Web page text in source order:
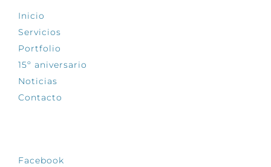
Inicio
Servicios
Portfolio
15º aniversario
Noticias
Contacto
Facebook